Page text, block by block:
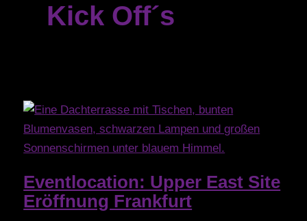
Kick Off´s
Eventlocation: Upper East Site
Eröffnung Frankfurt